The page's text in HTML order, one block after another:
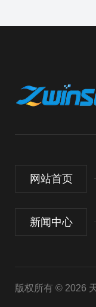
网站首页
新闻中心
版权所有 © 2026